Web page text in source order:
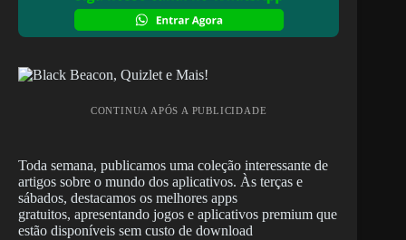
CONTINUA APÓS A PUBLICIDADE
Toda semana, publicamos uma coleção interessante de
artigos sobre o mundo dos aplicativos. Às terças e
sábados, destacamos os melhores apps
gratuitos, apresentando jogos e aplicativos premium que
estão disponíveis sem custo de download